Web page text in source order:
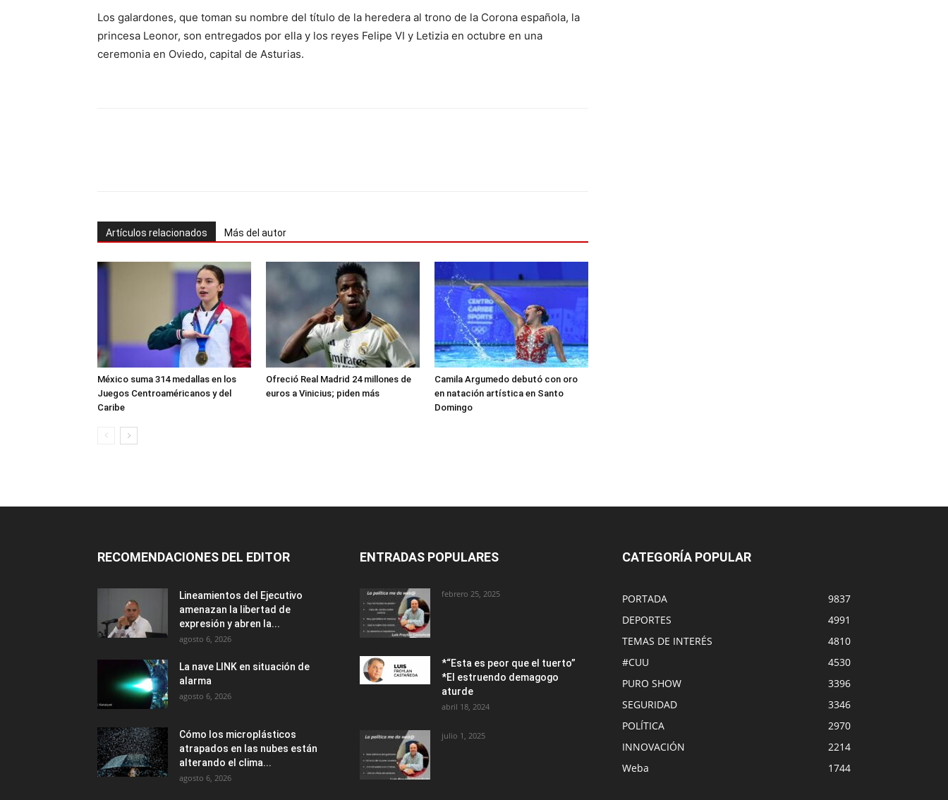
Los galardones, que toman su nombre del título de la heredera al trono de la Corona española, la
princesa Leonor, son entregados por ella y los reyes Felipe VI y Letizia en octubre en una
ceremonia en Oviedo, capital de Asturias.
Artículos relacionados Más del autor
México suma 314 medallas en los
Juegos Centroaméricanos y del
Caribe
Ofreció Real Madrid 24 millones de
euros a Vinicius; piden más
Camila Argumedo debutó con oro
en natación artística en Santo
Domingo
RECOMENDACIONES DEL EDITOR
Lineamientos del Ejecutivo
amenazan la libertad de
expresión y abren la...
agosto 6, 2026
La nave LINK en situación de
alarma
agosto 6, 2026
Cómo los microplásticos
atrapados en las nubes están
alterando el clima...
agosto 6, 2026
ENTRADAS POPULARES
febrero 25, 2025
*“Esta es peor que el tuerto”
*El estruendo demagogo
aturde
abril 18, 2024
julio 1, 2025
CATEGORÍA POPULAR
PORTADA
9837
DEPORTES
4991
TEMAS DE INTERÉS
4810
#CUU
4530
PURO SHOW
3396
SEGURIDAD
3346
POLÍTICA
2970
INNOVACIÓN
2214
Weba
1744